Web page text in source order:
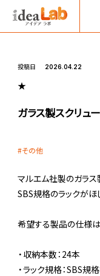
投稿日 2026.04.22
★
ガラス製スクリュ
その他
マルエム社製のガラス
SBS規格のラックがほ
希望する製品の仕様は
・収納本数：24本
・ラック規格：SBS規